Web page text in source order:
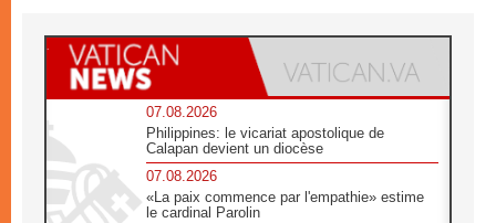
07.08.2026
Philippines: le vicariat apostolique de
Calapan devient un diocèse
07.08.2026
«La paix commence par l'empathie» estime
le cardinal Parolin